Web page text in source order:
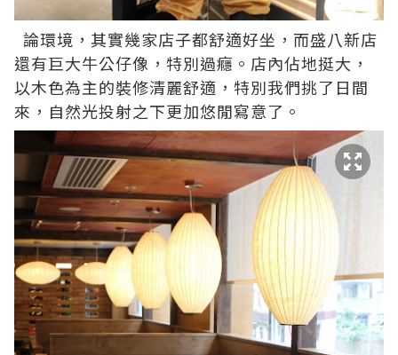
論環境，其實幾家店子都舒適好坐，而盛八新店
還有巨大牛公仔像，特別過癮。店內佔地挺大，
以木色為主的裝修清麗舒適，特別我們挑了日間
來，自然光投射之下更加悠閒寫意了。